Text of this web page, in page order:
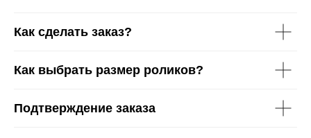
Как сделать заказ?
Как выбрать размер роликов?
Подтверждение заказа